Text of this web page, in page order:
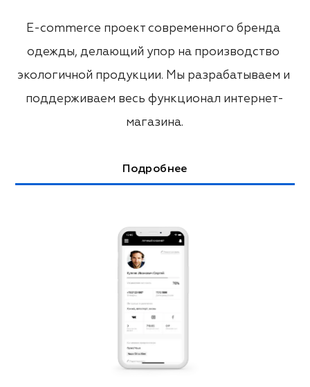
E-commerce проект современного бренда
одежды, делающий упор на производство
экологичной продукции. Мы разрабатываем и
поддерживаем весь функционал интернет-
магазина.
Подробнее